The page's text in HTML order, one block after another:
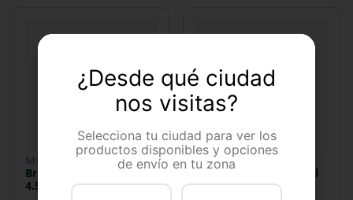
msd
Bravecto TOY (2Kg a
4.5Kg)
virbac
Desparasitante Rondel
Puppy Jeringa Virbac
¿Desde qué ciudad
nos visitas?
Selecciona tu ciudad para ver los
productos disponibles y opciones
de envío en tu zona